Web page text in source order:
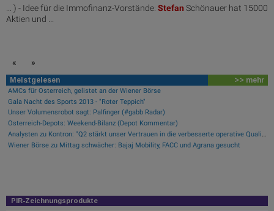
... ) - Idee für die Immofinanz-Vorstände: Stefan Schönauer hat 15000
Aktien und ...
« »
Meistgelesen >> mehr
AMCs für Österreich, gelistet an der Wiener Börse
Gala Nacht des Sports 2013 - "Roter Teppich"
Unser Volumensrobot sagt: Palfinger (#gabb Radar)
Österreich-Depots: Weekend-Bilanz (Depot Kommentar)
Analysten zu Kontron: "Q2 stärkt unser Vertrauen in die verbesserte operative Qualität"
Wiener Börse zu Mittag schwächer: Bajaj Mobility, FACC und Agrana gesucht
PIR-Zeichnungsprodukte